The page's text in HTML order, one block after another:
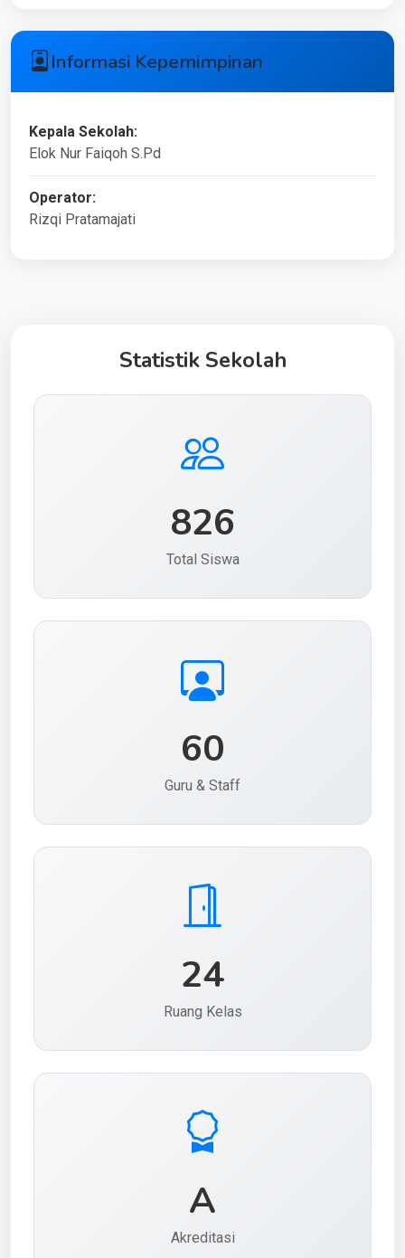
Informasi Kepemimpinan
Kepala Sekolah:
Elok Nur Faiqoh S.Pd
Operator:
Rizqi Pratamajati
Statistik Sekolah
826
Total Siswa
60
Guru & Staff
24
Ruang Kelas
A
Akreditasi